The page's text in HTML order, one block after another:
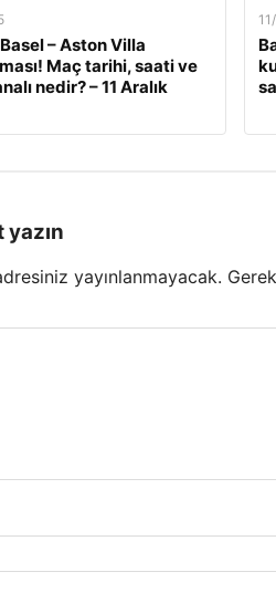
– Aston Villa
Maç tarihi, saati ve
nedir? – 11 Aralık
yazın
yayınlanmayacak.